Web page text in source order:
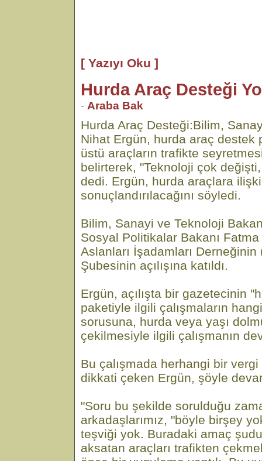
[ Yazıyı Oku ]
Hurda Araç Desteği
- Araba Bak
Hurda Araç Desteği:Bilim,
Nihat Ergün, hurda araç destek
üstü araçların trafikte
belirterek, "Teknoloji çok
dedi. Ergün, hurda araçlara
sonuçlandırılacağını söyledi.
Bilim, Sanayi ve Teknoloji
Sosyal Politikalar Bakanı
Aslanları İşadamları
Şubesinin açılışına katıldı.
Ergün, açılışta bir gazetecinin
paketiyle ilgili çalışmaların
sorusuna, hurda veya yaşı
çekilmesiyle ilgili çalışmanın
Bu çalışmada herhangi bir vergi
dikkati çeken Ergün, şöyle
"Soru bu şekilde sorulduğu
arkadaşlarımız, "böyle birşey
teşviği yok. Buradaki amaç
aksatan araçları trafikten